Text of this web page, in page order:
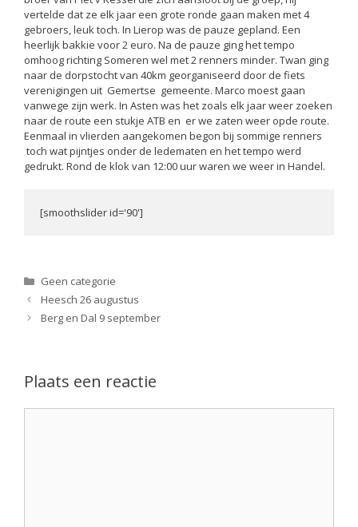
vertelde dat ze elk jaar een grote ronde gaan maken met 4
gebroers, leuk toch. In Lierop was de pauze gepland. Een
heerlijk bakkie voor 2 euro. Na de pauze ging het tempo
omhoog richting Someren wel met 2 renners minder. Twan ging
naar de dorpstocht van 40km georganiseerd door de fiets
verenigingen uit Gemertse gemeente. Marco moest gaan
vanwege zijn werk. In Asten was het zoals elk jaar weer zoeken
naar de route een stukje ATB en er we zaten weer opde route.
Eenmaal in vlierden aangekomen begon bij sommige renners
toch wat pijntjes onder de ledematen en het tempo werd
gedrukt. Rond de klok van 12:00 uur waren we weer in Handel.
[smoothslider id='90']
Categorieën
Geen categorie
Heesch 26 augustus
Berg en Dal 9 september
Plaats een reactie